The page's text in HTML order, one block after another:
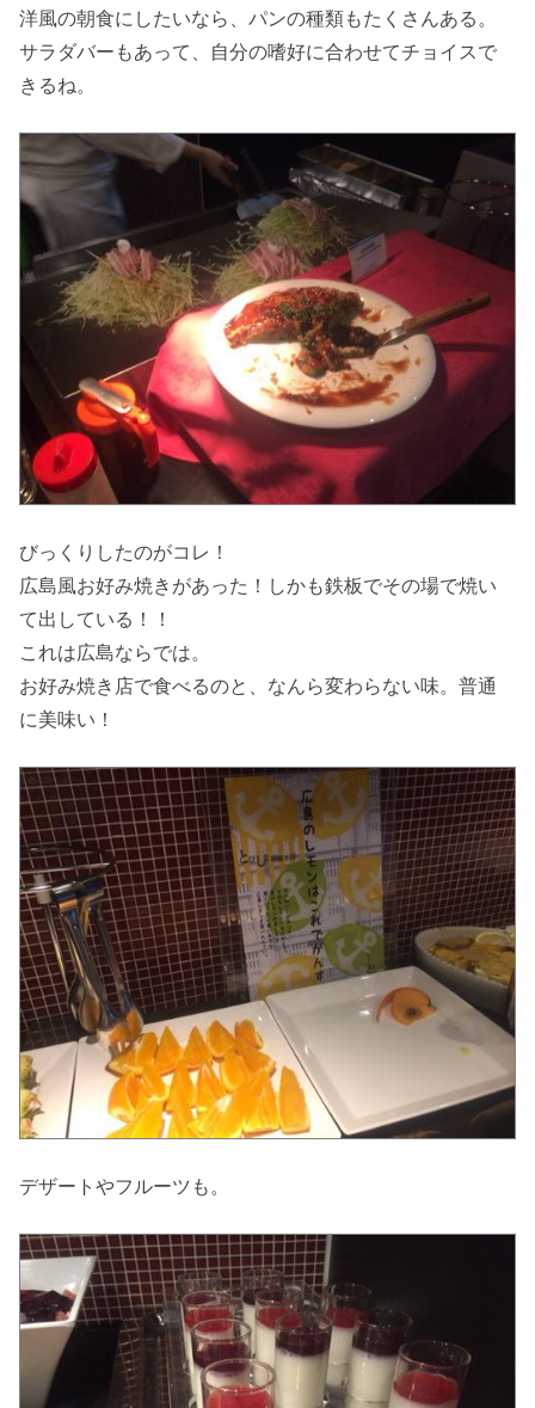
洋風の朝食にしたいなら、パンの種類もたくさんある。
サラダバーもあって、自分の嗜好に合わせてチョイスで
きるね。
びっくりしたのがコレ！
広島風お好み焼きがあった！しかも鉄板でその場で焼い
て出している！！
これは広島ならでは。
お好み焼き店で食べるのと、なんら変わらない味。普通
に美味い！
デザートやフルーツも。